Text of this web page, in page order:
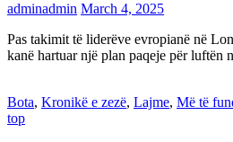
adminadmin March 4, 2025
Pas takimit të liderëve evropianë në
kanë hartuar një plan paqeje për
Bota, Kronikë e zezë, Lajme, Më të
top